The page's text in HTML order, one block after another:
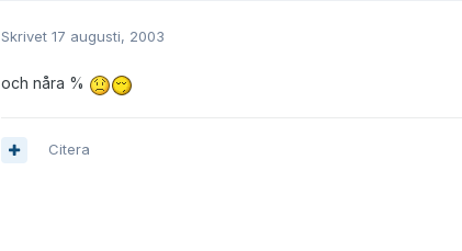
Skrivet 17 augusti, 2003
och nåra %
Citera